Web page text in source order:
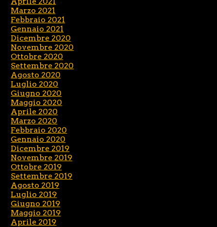
Marzo 2021
Febbraio 2021
Gennaio 2021
Dicembre 2020
Novembre 2020
Ottobre 2020
Settembre 2020
Agosto 2020
Luglio 2020
Giugno 2020
Maggio 2020
Aprile 2020
Marzo 2020
Febbraio 2020
Gennaio 2020
Dicembre 2019
Novembre 2019
Ottobre 2019
Settembre 2019
Agosto 2019
Luglio 2019
Giugno 2019
Maggio 2019
Aprile 2019